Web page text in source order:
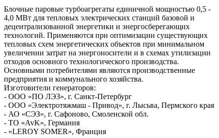
Блочные паровые турбоагрегаты единичной мощностью 0,5 -
4,0 МВт для тепловых электрических станций базовой и
децентрализованной энергетики и энергосберегающих
технологий. Применяются при оптимизации существующих
тепловых схем энергетических объектов при минимальном
увеличении затрат на энергоносители и в схемах утилизации
отходов основного технологического производства.
Основными потребителями являются производственные
предприятия и коммунального хозяйства.
Изготовители генераторов:
- ООО «ПО ЛЭЗ», г. Санкт-Петербург
- ООО «Электротяжмаш - Привод», г. Лысьва, Пермского края
- АО «СЭЗ», г. Сафоново, Смоленской обл.
- ТО «AvK», Германия
- «LEROY SOMER», Франция